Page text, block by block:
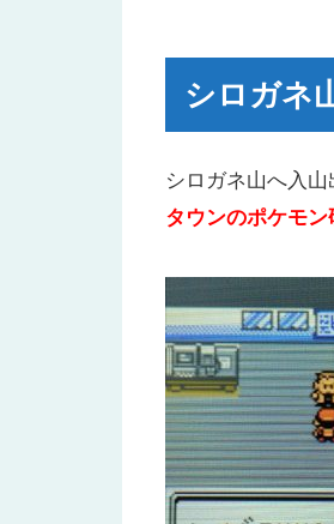
お目当ての
シロガネ
シロガネ山へ入山
タウンのポケモ